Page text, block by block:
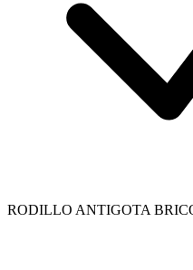
RODILLO ANTIGOTA